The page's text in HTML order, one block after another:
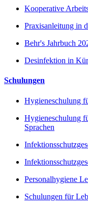
Kooperative
Praxisanleitung in
Behr's Jahrbuch
Desinfektion in
Schulungen
Hygieneschulung
Hygieneschulung
Sprachen
Personalhygiene
Schulungen für